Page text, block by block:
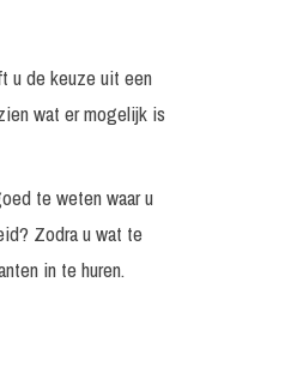
aanvraag
Prijs op
€ 3.475, -
Prijs op
u de keuze uit een
wat er mogelijk is
te weten waar u
Zodra u wat te
in te huren.